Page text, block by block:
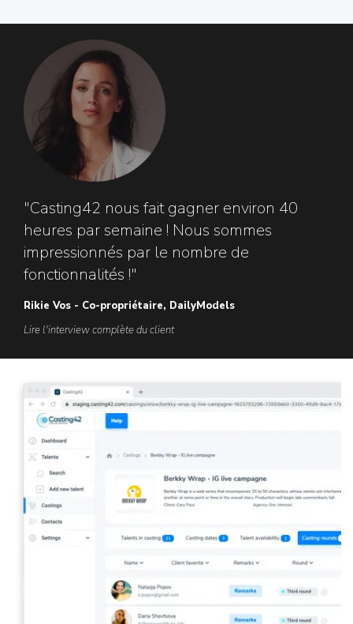
"Casting42 nous fait gagner environ 40
heures par semaine ! Nous sommes
impressionnés par le nombre de
fonctionnalités !"
Rikie Vos - Co-propriétaire, DailyModels
Lire l'interview complète du client